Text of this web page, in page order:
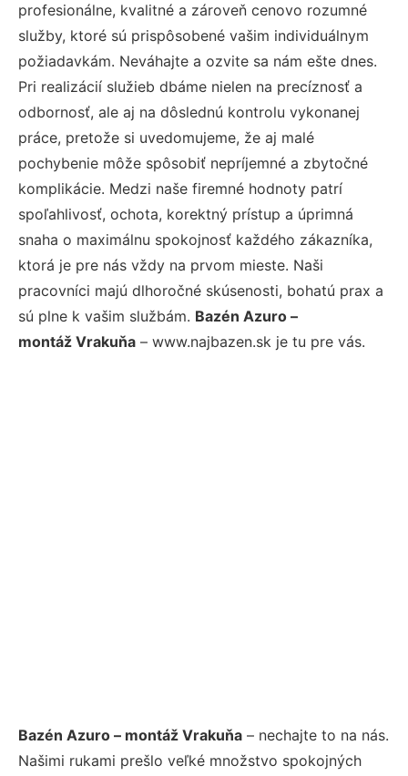
profesionálne, kvalitné a zároveň cenovo rozumné
služby, ktoré sú prispôsobené vašim individuálnym
požiadavkám. Neváhajte a ozvite sa nám ešte dnes.
Pri realizácií služieb dbáme nielen na precíznosť a
odbornosť, ale aj na dôslednú kontrolu vykonanej
práce, pretože si uvedomujeme, že aj malé
pochybenie môže spôsobiť nepríjemné a zbytočné
komplikácie. Medzi naše firemné hodnoty patrí
spoľahlivosť, ochota, korektný prístup a úprimná
snaha o maximálnu spokojnosť každého zákazníka,
ktorá je pre nás vždy na prvom mieste. Naši
pracovníci majú dlhoročné skúsenosti, bohatú prax a
sú plne k vašim službám. Bazén Azuro –
montáž Vrakuňa – www.najbazen.sk je tu pre vás.
Bazén Azuro – montáž Vrakuňa – nechajte to na nás.
Našimi rukami prešlo veľké množstvo spokojných